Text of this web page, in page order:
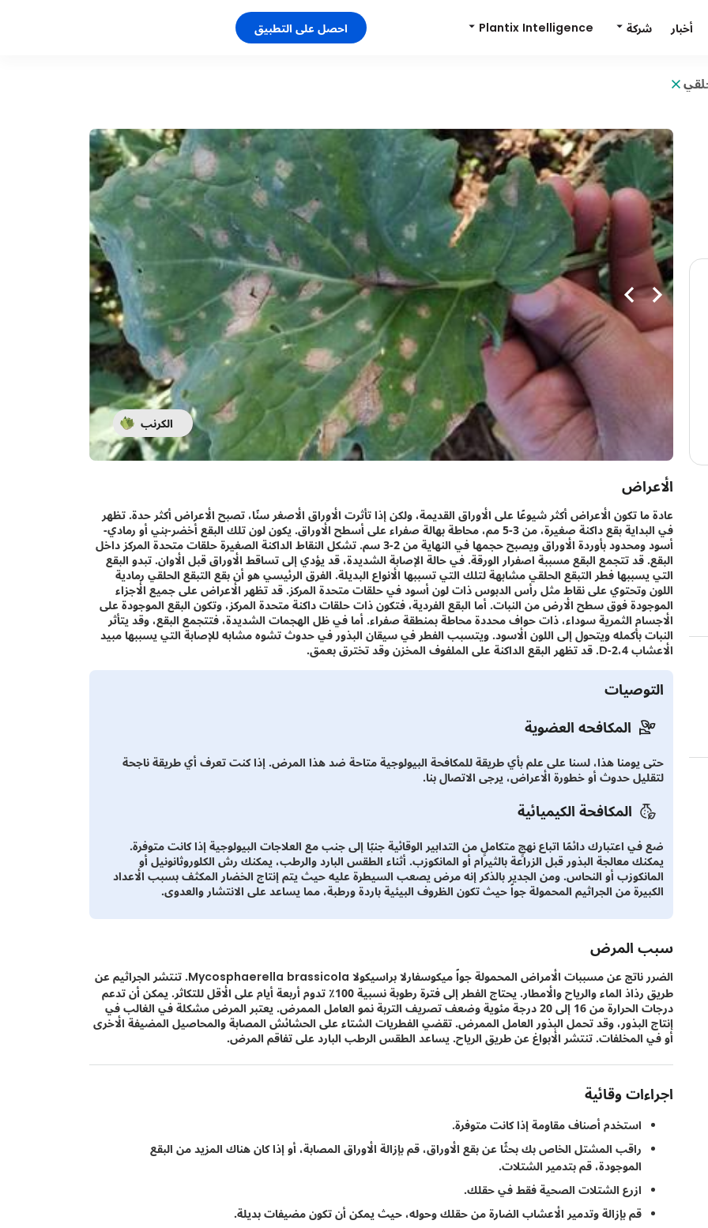
أخبار شركة Plantix Intelligence احصل على التطبيق
الكرنب
الأعراض
عادة ما تكون الأعراض أكثر شيوعًا على الأوراق القديمة، ولكن إذا تأثرت الأوراق الأصغر سنًا، تصبح الأعراض أكثر حدة. تظهر
في البداية بقع داكنة صغيرة، من 3-5 مم، محاطة بهالة صفراء على أسطح الأوراق. يكون لون تلك البقع أخضر-بني أو رمادي-
أسود ومحدود بأوردة الأوراق ويصبح حجمها في النهاية من 2-3 سم. تشكل النقاط الداكنة الصغيرة حلقات متحدة المركز داخل
البقع. قد تتجمع البقع مسببة اصفرار الورقة. في حالة الإصابة الشديدة، قد يؤدي إلى تساقط الأوراق قبل الأوان. تبدو البقع
التي يسببها فطر التبقع الحلقي مشابهة لتلك التي تسببها الأنواع البديلة. الفرق الرئيسي هو أن بقع التبقع الحلقي رمادية
اللون وتحتوي على نقاط مثل رأس الدبوس ذات لون أسود في حلقات متحدة المركز. قد تظهر الأعراض على جميع الأجزاء
الموجودة فوق سطح الأرض من النبات. أما البقع الفردية، فتكون ذات حلقات داكنة متحدة المركز، وتكون البقع الموجودة على
الأجسام الثمرية سوداء، ذات حواف محددة محاطة بمنطقة صفراء. أما في ظل الهجمات الشديدة، فتتجمع البقع، وقد يتأثر
النبات بأكمله ويتحول إلى اللون الأسود. ويتسبب الفطر في سيقان البذور في حدوث تشوه مشابه للإصابة التي يسببها مبيد
الأعشاب 2،4-D. قد تظهر البقع الداكنة على الملفوف المخزن وقد تخترق بعمق.
التوصيات
المكافحه العضوية
حتى يومنا هذا، لسنا على علم بأي طريقة للمكافحة البيولوجية متاحة ضد هذا المرض. إذا كنت تعرف أي طريقة ناجحة
لتقليل حدوث أو خطورة الأعراض، يرجى الاتصال بنا.
المكافحة الكيميائية
ضع في اعتبارك دائمًا اتباع نهجٍ متكاملٍ من التدابير الوقائية جنبًا إلى جنب مع العلاجات البيولوجية إذا كانت متوفرة.
يمكنك معالجة البذور قبل الزراعة بالثيرام أو المانكوزب. أثناء الطقس البارد والرطب، يمكنك رش الكلوروثانونيل أو
المانكوزب أو النحاس. ومن الجدير بالذكر إنه مرض يصعب السيطرة عليه حيث يتم إنتاج الخضار المكثف بسبب الأعداد
الكبيرة من الجراثيم المحمولة جواً حيث تكون الظروف البيئية باردة ورطبة، مما يساعد على الانتشار والعدوى.
سبب المرض
الضرر ناتج عن مسببات الأمراض المحمولة جواً ميكوسفارلا براسيكولا Mycosphaerella brassicola. تنتشر الجراثيم عن
طريق رذاذ الماء والرياح والأمطار. يحتاج الفطر إلى فترة رطوبة نسبية 100٪ تدوم أربعة أيام على الأقل للتكاثر. يمكن أن تدعم
درجات الحرارة من 16 إلى 20 درجة مئوية وضعف تصريف التربة نمو العامل الممرض. يعتبر المرض مشكلة في الغالب في
إنتاج البذور، وقد تحمل البذور العامل الممرض. تقضي الفطريات الشتاء على الحشائش المصابة والمحاصيل المضيفة الأخرى
أو في المخلفات. تنتشر الأبواغ عن طريق الرياح. يساعد الطقس الرطب البارد على تفاقم المرض.
اجراءات وقائية
استخدم أصناف مقاومة إذا كانت متوفرة.
راقب المشتل الخاص بك بحثًا عن بقع الأوراق، قم بإزالة الأوراق المصابة، أو إذا كان هناك المزيد من البقع
الموجودة، قم بتدمير الشتلات.
ازرع الشتلات الصحية فقط في حقلك.
قم بإزالة وتدمير الأعشاب الضارة من حقلك وحوله، حيث يمكن أن تكون مضيفات بديلة.